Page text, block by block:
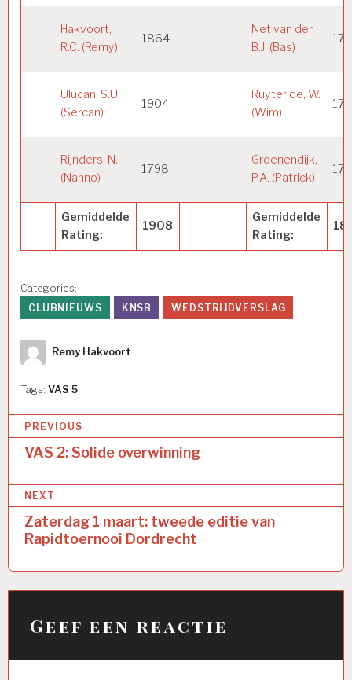
Hakvoort,
R.C. (Remy)
1864
Net van der,
B.J. (Bas)
Ulucan, S.U.
(Sercan)
1904
Ruyter de, W.
(Wim)
Rijnders, N.
(Nanno)
1798
Groenendijk,
P.A. (Patrick)
Gemiddelde
Rating:
1908
Gemiddelde
Rating:
Categories:
CLUBNIEUWS
KNSB WEDSTRIJDVERSLAG
Author
Remy Hakvoort
Tags: VAS 5
Bericht
navigatie
PREVIOUS
VAS 2: Solide overwinning
NEXT
Zaterdag 1 maart: tweede editie van
Rapidtoernooi Dordrecht
Geef een reactie